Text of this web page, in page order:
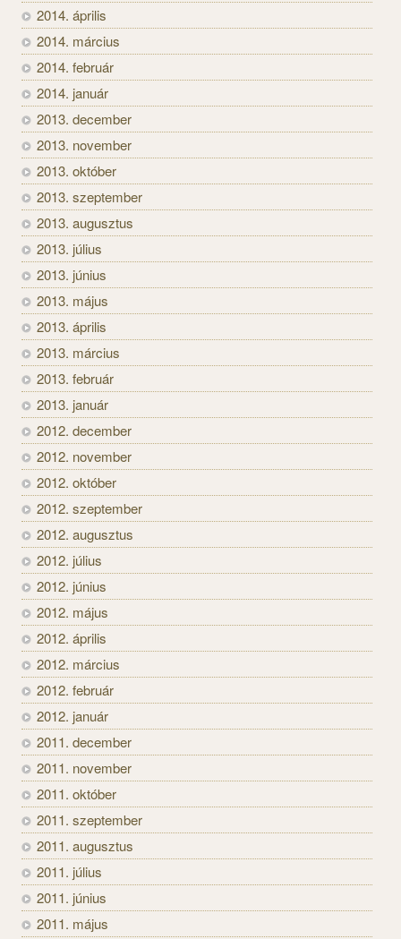
2014. április
2014. március
2014. február
2014. január
2013. december
2013. november
2013. október
2013. szeptember
2013. augusztus
2013. július
2013. június
2013. május
2013. április
2013. március
2013. február
2013. január
2012. december
2012. november
2012. október
2012. szeptember
2012. augusztus
2012. július
2012. június
2012. május
2012. április
2012. március
2012. február
2012. január
2011. december
2011. november
2011. október
2011. szeptember
2011. augusztus
2011. július
2011. június
2011. május